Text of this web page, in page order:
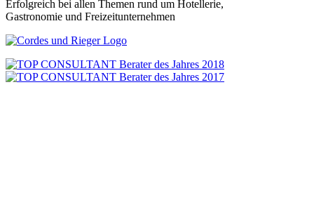
Erfolgreich bei allen Themen rund um Hotellerie,
Gastronomie und Freizeitunternehmen